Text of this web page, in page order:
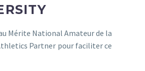
Mérite National Amateur de la
Partner pour faciliter ce